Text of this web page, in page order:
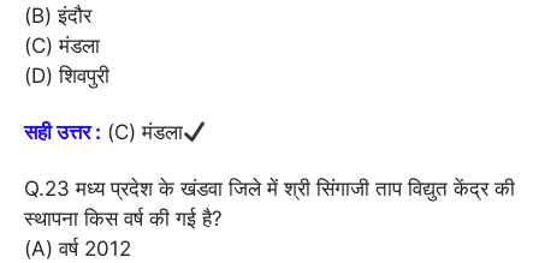
(B) इंदौर
(C) मंडला
(D) शिवपुरी
सही उत्तर : (C) मंडला
Q.23 मध्य प्रदेश के खंडवा जिले में श्री सिंगाजी ताप विद्युत केंद्र की
स्थापना किस वर्ष की गई है?
(A) वर्ष 2012